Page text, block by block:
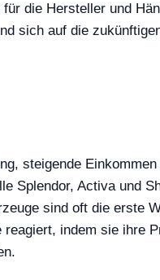
die Hersteller und
sich auf die
steigende
Splendor, Activa und
sind oft die erste
indem sie ihre